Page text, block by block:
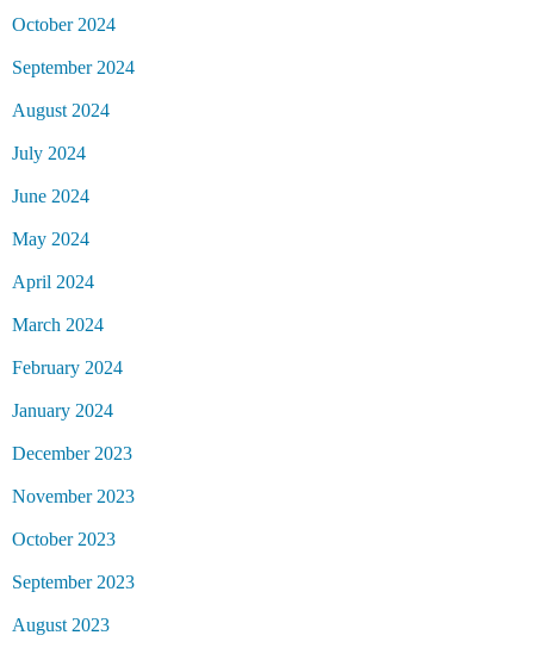
October 2024
September 2024
August 2024
July 2024
June 2024
May 2024
April 2024
March 2024
February 2024
January 2024
December 2023
November 2023
October 2023
September 2023
August 2023